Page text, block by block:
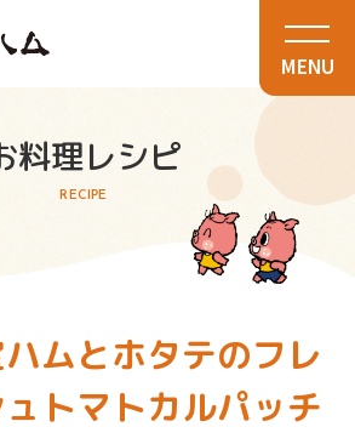
料理レシピ
RECIPE
ムとホタテのフレ
ュトマトカルパッチ
MENU